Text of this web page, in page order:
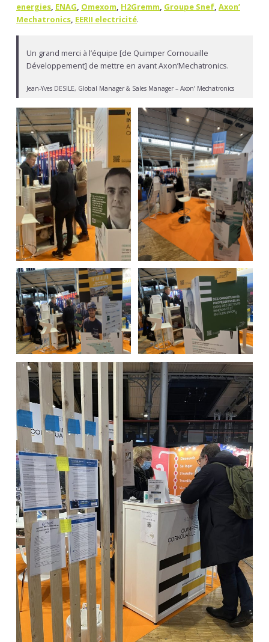
energies, ENAG, Omexom, H2Gremm, Groupe Snef, Axon’
Mechatronics, EERII electricité.
Un grand merci à l’équipe [de Quimper Cornouaille
Développement] de mettre en avant Axon’Mechatronics.
Jean-Yves DESILE, Global Manager & Sales Manager – Axon’ Mechatronics